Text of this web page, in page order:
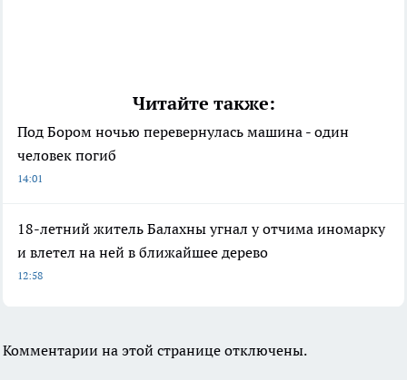
Читайте также:
Под Бором ночью перевернулась машина - один
человек погиб
14:01
18-летний житель Балахны угнал у отчима иномарку
и влетел на ней в ближайшее дерево
12:58
Комментарии на этой странице отключены.